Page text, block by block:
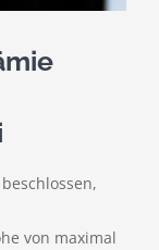
von maximal